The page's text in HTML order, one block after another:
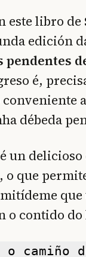
este libro de
edición
pendentes
é,
débeda
un
o que
que
o contido
camiño